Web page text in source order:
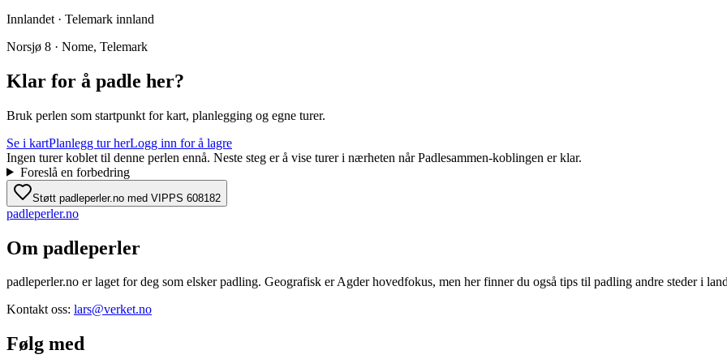
Innlandet · Telemark innland
Norsjø 8 · Nome, Telemark
Klar for å padle her?
Bruk perlen som startpunkt for kart, planlegging og egne turer.
Se i kartPlanlegg tur herLogg inn for å lagre
Ingen turer koblet til denne perlen ennå. Neste steg er å vise turer i nærheten når Padlesammen-koblingen er klar.
Foreslå en forbedring
Støtt padleperler.no med VIPPS 608182
padleperler.no
Om padleperler
padleperler.no er laget for deg som elsker padling. Geografisk er Agder hovedfokus, men her finner du også tips til padling andre steder i
Kontakt oss: lars@verket.no
Følg med